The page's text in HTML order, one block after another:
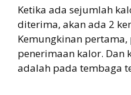
Ketika ada sejumlah
diterima, akan ada 2
Kemungkinan
penerimaan kalor. Dan
adalah pada tembaga